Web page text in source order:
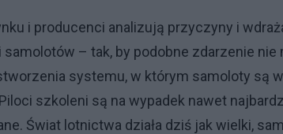
i producenci analizują przyczyny i
– tak, by podobne zdarzenie nie
systemu, w którym samoloty są
szkoleni są na wypadek nawet
Świat lotnictwa działa dziś jak wielki,